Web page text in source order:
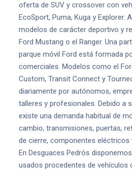
oferta de SUV y crossover con
EcoSport, Puma, Kuga y Explorer.
modelos de carácter deportivo y
Ford Mustang o el Ranger. Una
parque móvil Ford está formada
comerciales. Modelos como el
Custom, Transit Connect y
diariamente por autónomos,
talleres y profesionales. Debido a
existe una demanda habitual de
cambio, transmisiones, puertas,
de cierre, componentes eléctricos
En Desguaces Pedrós
usados procedentes de vehículos